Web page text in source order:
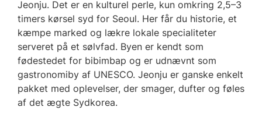
Jeonju. Det er en kulturel perle, kun omkring 2,5–3
timers kørsel syd for Seoul. Her får du historie, et
kæmpe marked og lækre lokale specialiteter
serveret på et sølvfad. Byen er kendt som
fødestedet for bibimbap og er udnævnt som
gastronomiby af UNESCO. Jeonju er ganske enkelt
pakket med oplevelser, der smager, dufter og føles
af det ægte Sydkorea.